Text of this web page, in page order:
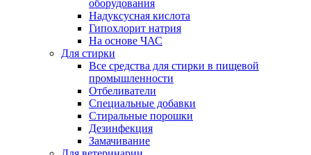
оборудования
Надуксусная кислота
Гипохлорит натрия
На основе ЧАС
Для стирки
Все средства для стирки в пищевой
промышленности
Отбеливатели
Специальные добавки
Стиральные порошки
Дезинфекция
Замачивание